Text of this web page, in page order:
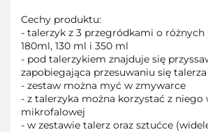
Cechy produktu:
- talerzyk z 3 przegródkami o
180ml, 130 ml i 350 ml
- pod talerzykiem znajduje się
zapobiegająca przesuwaniu się talerza
- zestaw można myć w zmywarce
- z talerzyka można korzystać z niego
mikrofalowej
- w zestawie talerz oraz sztućce